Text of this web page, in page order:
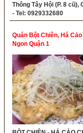
Thông Tây Hội (P. 8 cũ),
- Tel: 0929332680
Quán Bột Chiên, Há
Ngon Quận 1